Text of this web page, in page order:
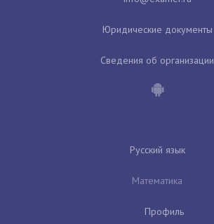
Юридические документы
Сведения об организации
Русский язык
Математика
Профиль